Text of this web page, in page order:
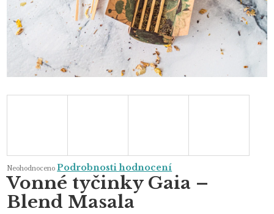
Průměrné
produktu
0,0
z
Neohodnoceno Podrobnosti hodnocení
Vonné tyčinky Gaia –
Blend Masala